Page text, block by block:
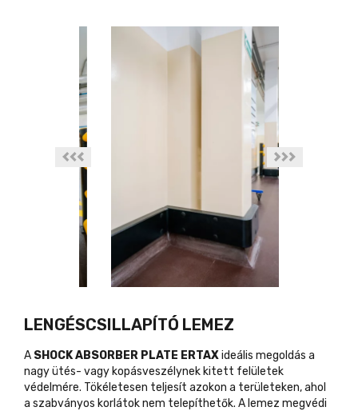
LENGÉSCSILLAPÍTÓ LEMEZ
A SHOCK ABSORBER PLATE ERTAXideális megoldás a
nagy ütés- vagy kopásveszélynek kitett felületek
védelmére. Tökéletesen teljesít azokon a területeken, ahol
a szabványos korlátok nem telepíthetők. A lemez megvédi